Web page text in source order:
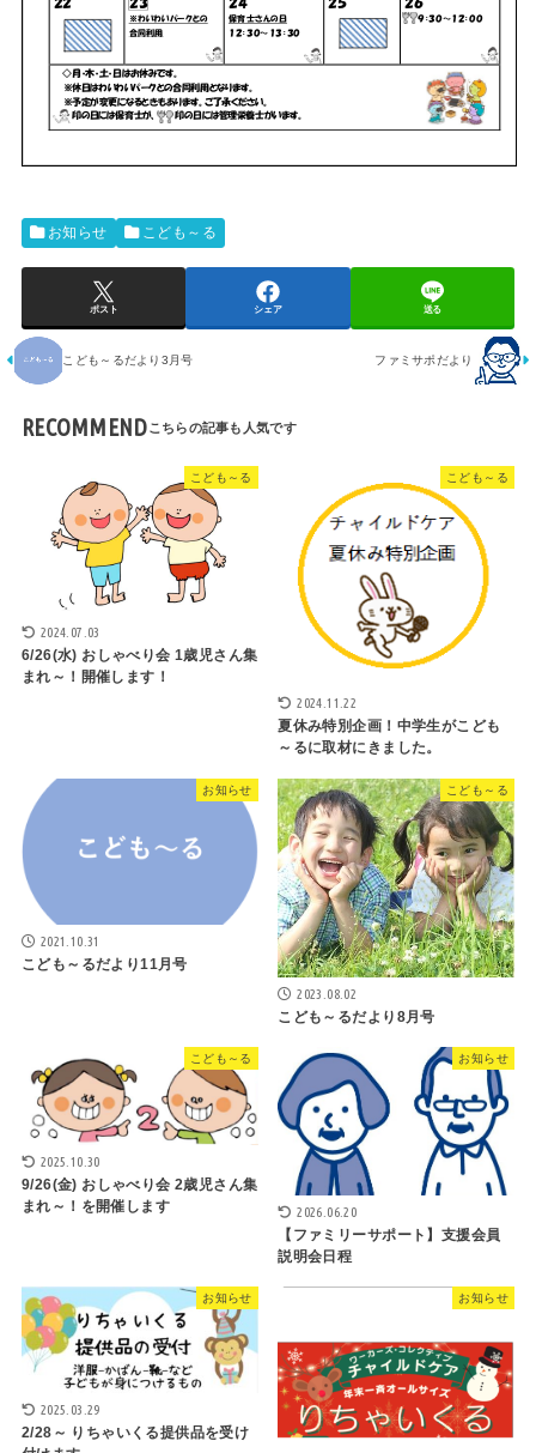
お知らせ こども～る
ポスト シェア 送る
こども～るだより3月号 ファミサポだより
RECOMMEND
こども～る
2024.07.03
6/26(水) おしゃべり会 1歳児さん集
まれ～！開催します！
こども～る
2024.11.22
夏休み特別企画！中学生がこども
～るに取材にきました。
お知らせ
2021.10.31
こども～るだより11月号
こども～る
2023.08.02
こども～るだより8月号
こども～る
2025.10.30
9/26(金) おしゃべり会 2歳児さん集
まれ～！を開催します
お知らせ
2026.06.20
【ファミリーサポート】支援会員
説明会日程
お知らせ
2025.03.29
2/28～ りちゃいくる提供品を受け
お知らせ